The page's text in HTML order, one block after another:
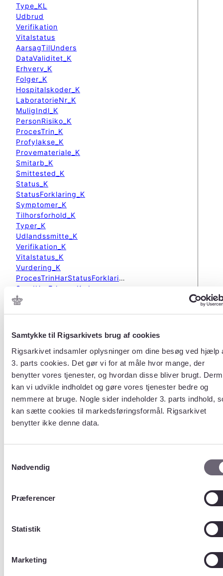
Samtykke til Rigsarkivets brug af cookies
Rigsarkivet indsamler oplysninger om dine besøg ved hjælp
3. parts cookies. Det gør vi for at måle hvor mange, der
benytter vores tjenester, og hvordan disse bliver brugt.
kan vi udvikle indholdet og gøre vores tjenester bedre og
nemmere at bruge. Nogle sider indeholder 3. parts indhold,
kan sætte cookies til markedsføringsformål. Rigsarkivet
benytter ikke denne data.
Nødvendig
Præferencer
Statistik
Marketing
Type_KL
Udbrud
Verifikation
Vitalstatus
AarsagTilUnders
DataValiditet_K
Erhverv_K
Folger_K
Hospitalskoder_K
LaboratorieNr_K
MuligIndl_K
PersonRisiko_K
ProcesTrin_K
Profylakse_K
Provemateriale_K
Smitarb_K
Smittested_K
Status_K
StatusForklaring_K
Symptomer_K
Tilhorsforhold_K
Typer_K
Udlandssmitte_K
Verifikation_K
Vitalstatus_K
Vurdering_K
ProcesTrinHarStatusForklaring
SygdHarErhvervKode
SygdHarFolgerKode
SygdHarProvematerialeKode
SygdHarSmittearbKode
SygdHarSmittekildeKode
SygdHarSmittestedKode
SygdHarSymptomerKode
SygdHarUdlandssmitteKode
SygdHarVerifikationKode
SygdHarVurderingKode
UserHarSygdKode
Hospitalskoder
SmitteArb
Vurdering
VeriHarProvematKode